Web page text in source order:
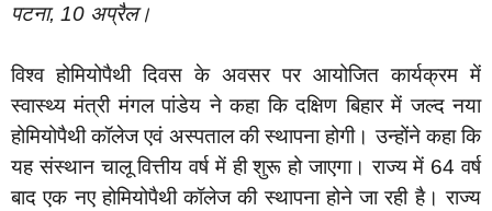
पटना, 10 अप्रैल।
विश्व होमियोपैथी दिवस के अवसर पर आयोजित कार्यक्रम में
स्वास्थ्य मंत्री मंगल पांडेय ने कहा कि दक्षिण बिहार में जल्द नया
होमियोपैथी कॉलेज एवं अस्पताल की स्थापना होगी। उन्होंने कहा कि
यह संस्थान चालू वित्तीय वर्ष में ही शुरू हो जाएगा। राज्य में 64 वर्ष
बाद एक नए होमियोपैथी कॉलेज की स्थापना होने जा रही है। राज्य